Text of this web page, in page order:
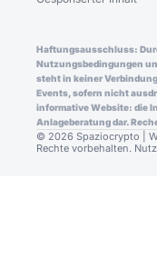
Haftungsausschluss:
Nutzungsbedingungen
steht in keiner
Events, sofern nicht
informative Website: die
Anlageberatung dar.
© 2026 Spaziocrypto |
Rechte vorbehalten.